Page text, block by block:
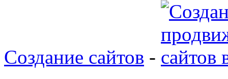
Создание сайтов -